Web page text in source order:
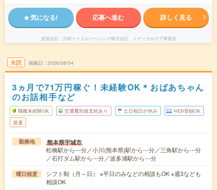
気になる! 応募へ進む 詳しく見る
派遣会社 日研トータルソーシング株式会社 メディカルケア事業部
未読 掲載日 2026/08/04
3ヵ月で71万円稼ぐ！未経験OK＊おばあちゃん
のお話相手など
職種未経験OK 交通費別途支給あり 土日祝日が休み WEB登録OK
派遣
勤務地 熊本県宇城市
松橋駅から---分／小川(熊本県)駅から---分／三角駅から---分
／石打ダム駅から---分／波多浦駅から---分
曜日頻度
シフト制（月～日） ※平日のみなどの相談もOK ※週3なども
相談OK